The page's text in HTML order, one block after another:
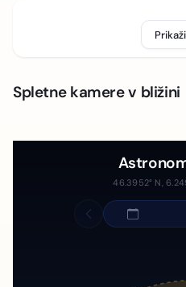
Spletne kamere v bližini
46.3952° N,